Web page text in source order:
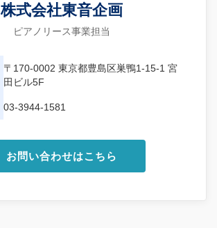
株式会社東音企画
ピアノリース事業担当
〒170-0002 東京都豊島区巣鴨1-15-1 宮
田ビル5F
03-3944-1581
お問い合わせはこちら